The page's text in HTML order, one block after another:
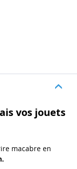
vos jouets
macabre en